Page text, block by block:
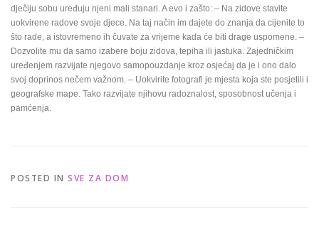
dječiju sobu uređuju njeni mali stanari. A evo i zašto: – Na zidove stavite
uokvirene radove svoje djece. Na taj način im dajete do znanja da cijenite to
što rade, a istovremeno ih čuvate za vrijeme kada će biti drage uspomene. –
Dozvolite mu da samo izabere boju zidova, tepiha ili jastuka. Zajedničkim
uređenjem razvijate njegovo samopouzdanje kroz osjećaj da je i ono dalo
svoj doprinos nečem važnom. – Uokvirite fotografi je mjesta koja ste posjetili i
geografske mape. Tako razvijate njihovu radoznalost, sposobnost učenja i
pamćenja.
POSTED IN SVE ZA DOM